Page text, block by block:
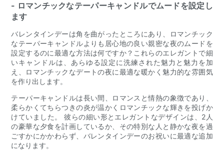
- ロマンチックなテーパーキャンドルでムードを設定し
ます
バレンタインデーは角を曲がったところにあり、ロマンチック
なテーパーキャンドルよりも居心地の良い親密な夜のムードを
設定するのに最適な方法は何ですか？これらのエレガントで細
いキャンドルは、あらゆる設定に洗練された魅力と魅力を加
え、ロマンチックなデートの夜に最適な暖かく魅力的な雰囲気
を作り出します。
テーパーキャンドルは長い間、ロマンスと情熱の象徴であり、
柔らかくてちらつきの炎が温かくロマンチックな輝きを投げか
けていました。 彼らの細い形とエレガントなデザインは、2人
の豪華な夕食を計画しているか、その特別な人と静かな夜を過
ごすかにかかわらず、バレンタインデーのお祝いに最適な追加
になります。